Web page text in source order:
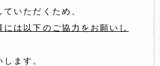
いただくため、
には以下のご協力をお願いし
ます。